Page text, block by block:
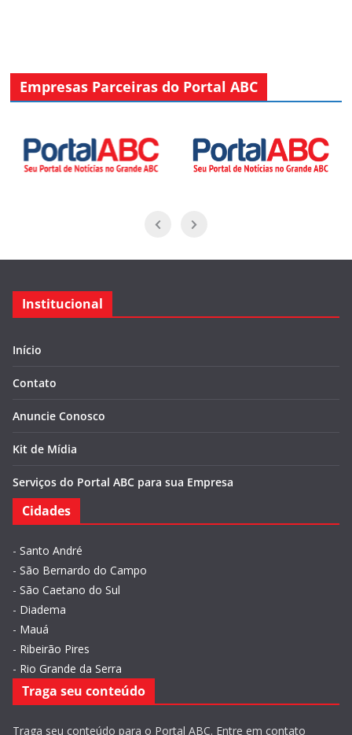
Empresas Parceiras do Portal ABC
Institucional
Início
Contato
Anuncie Conosco
Kit de Mídia
Serviços do Portal ABC para sua Empresa
Cidades
- Santo André
- São Bernardo do Campo
- São Caetano do Sul
- Diadema
- Mauá
- Ribeirão Pires
- Rio Grande da Serra
Traga seu conteúdo
Traga seu conteúdo para o Portal ABC. Entre em contato